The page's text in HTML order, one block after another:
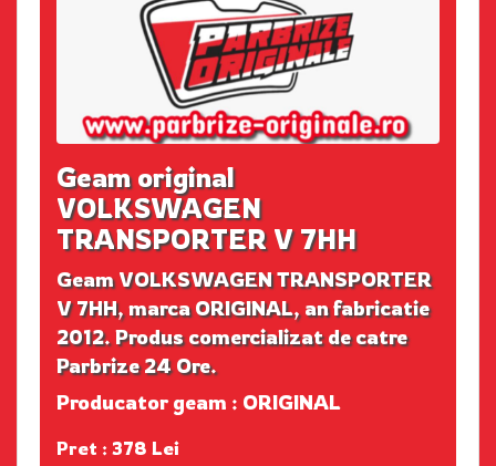
Geam original
VOLKSWAGEN
TRANSPORTER V 7HH
Geam VOLKSWAGEN TRANSPORTER
V 7HH, marca ORIGINAL, an fabricatie
2012. Produs comercializat de catre
Parbrize 24 Ore.
Producator geam : ORIGINAL
Pret : 378 Lei